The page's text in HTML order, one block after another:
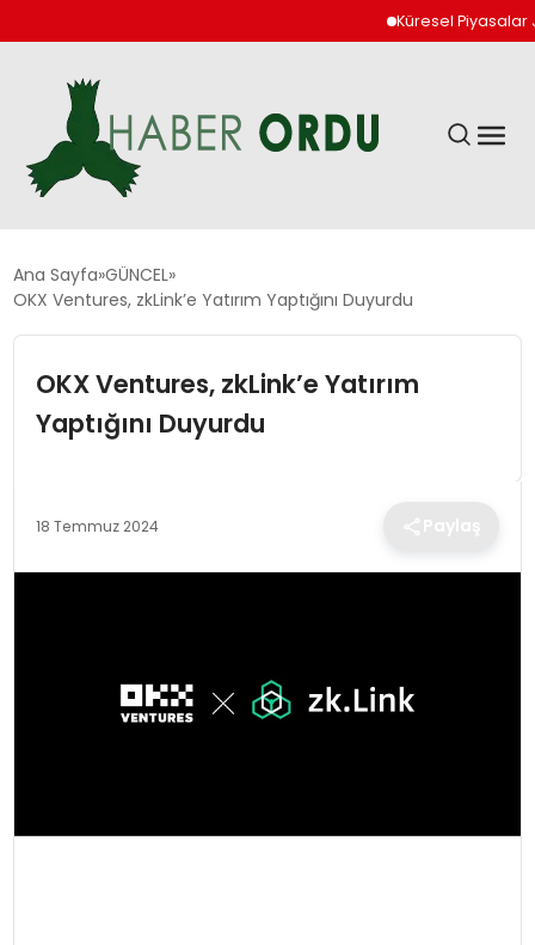
Küresel Piyasalar
GÜNDEM
DÜNYA
YAŞAM
Ana Sayfa GÜNCEL
OKX Ventures, zkLink’e Yatırım Yaptığını Duyurdu
OKX Ventures, zkLink’e Yatırım
Yaptığını Duyurdu
18 Temmuz 2024